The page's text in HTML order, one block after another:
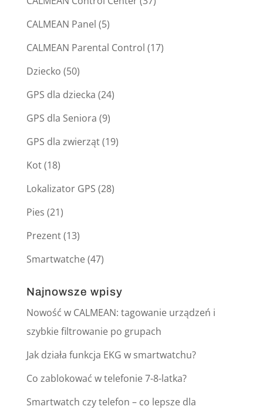
CALMEAN Panel (5)
CALMEAN Parental Control (17)
Dziecko (50)
GPS dla dziecka (24)
GPS dla Seniora (9)
GPS dla zwierząt(19)
Kot(18)
Lokalizator GPS (28)
Pies (21)
Prezent(13)
Smartwatche(47)
Najnowsze wpisy
Nowość w CALMEAN: tagowanie urządzeń i
szybkie filtrowanie po grupach
Jak działa funkcja EKG w smartwatchu?
Co zablokować w telefonie 7-8-latka?
Smartwatch czy telefon – co lepsze dla